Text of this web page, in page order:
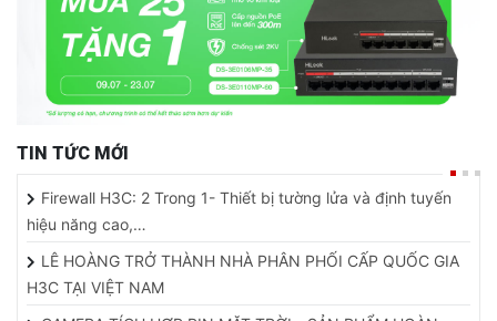
TIN TỨC MỚI
hiệu năng cao,…
LÊ HOÀNG TRỞ THÀNH NHÀ PHÂN PHỐI CẤP QUỐC GIA
H3C TẠI VIỆT NAM
CAMERA TÍCH HỢP PIN MẶT TRỜI - SẢN PHẨM HOÀN